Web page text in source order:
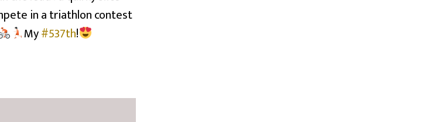
in a triathlon contest
My#537th!